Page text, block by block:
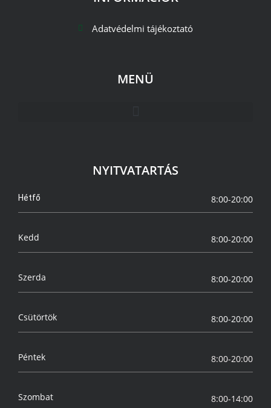
Adatvédelmi tájékoztató
MENÜ
NYITVATARTÁS
Hétfő 8:00-20:00
Kedd 8:00-20:00
Szerda 8:00-20:00
Csütörtök 8:00-20:00
Péntek 8:00-20:00
Szombat 8:00-14:00